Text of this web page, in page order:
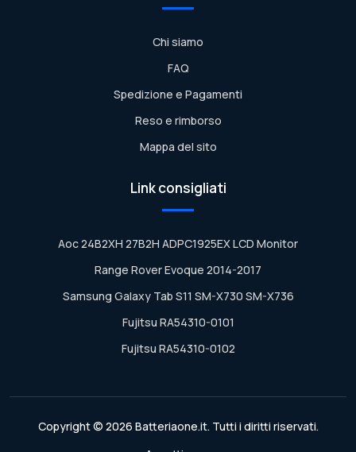
Chi siamo
FAQ
Spedizione e Pagamenti
Reso e rimborso
Mappa del sito
Link consigliati
Aoc 24B2XH 27B2H ADPC1925EX LCD Monitor
Range Rover Evoque 2014-2017
Samsung Galaxy Tab S11 SM-X730 SM-X736
Fujitsu RA54310-0101
Fujitsu RA54310-0102
Copyright © 2026 Batteriaone.it. Tutti i diritti riservati.